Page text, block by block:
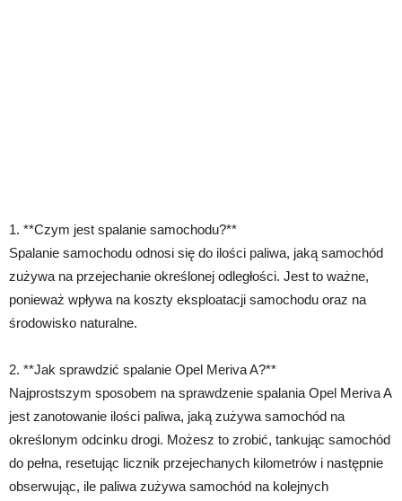
1. **Czym jest spalanie samochodu?**
Spalanie samochodu odnosi się do ilości paliwa, jaką samochód
zużywa na przejechanie określonej odległości. Jest to ważne,
ponieważ wpływa na koszty eksploatacji samochodu oraz na
środowisko naturalne.
2. **Jak sprawdzić spalanie Opel Meriva A?**
Najprostszym sposobem na sprawdzenie spalania Opel Meriva A
jest zanotowanie ilości paliwa, jaką zużywa samochód na
określonym odcinku drogi. Możesz to zrobić, tankując samochód
do pełna, resetując licznik przejechanych kilometrów i następnie
obserwując, ile paliwa zużywa samochód na kolejnych